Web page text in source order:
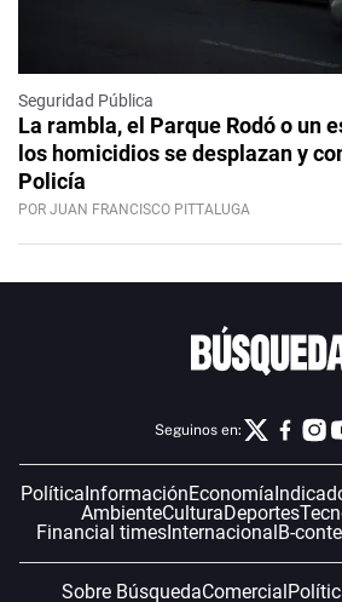
Seguridad Pública
La rambla, el Parque Rodó o un
los homicidios se desplazan y
Policía
POR JUAN FRANCISCO PITTALUGA
Seguinos en:
PolíticaInformaciónEconomía
AmbienteCulturaDeportes
Financial timesInternacionalB-
Sobre BúsquedaComercial